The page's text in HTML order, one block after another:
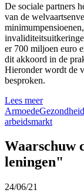
De sociale partners
van de
er 700 miljoen euro
dit akkoord in de
Hieronder wordt de
besproken.
Lees meer
Armoede
arbeidsmarkt
Waarschuw
leningen"
24/06/21